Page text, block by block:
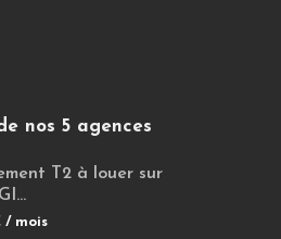
nos 5 agences
T2 à louer sur
/ mois